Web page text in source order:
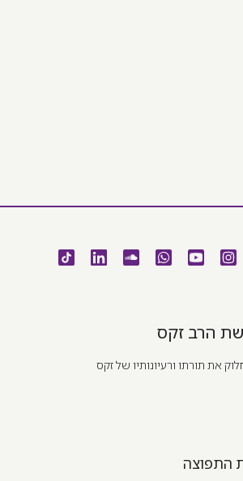
הרב זקס
את תורתו ורעיונותיו של זקס
התפוצה